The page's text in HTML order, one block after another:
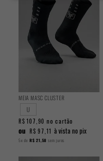
MEIA MASC CLUSTER
U
R$ 107,90 no cartão
ou R$ 97,11 à vista no pix
5x de R$ 21,58 sem juros